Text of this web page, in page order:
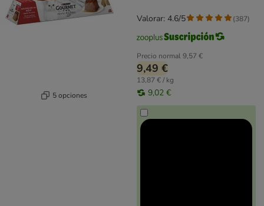
5 opciones
Precio normal9,57 €
9,49 €
13,87 € / kg
9,02 €
Valorar: 4.6/5 (387)